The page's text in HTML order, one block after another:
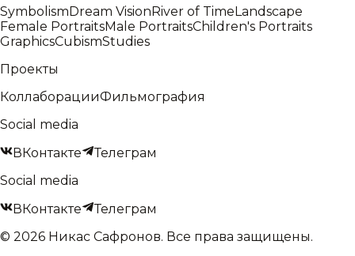
SymbolismDream VisionRiver of TimeLandscape
Female PortraitsMale PortraitsChildren's Portraits
GraphicsCubismStudies
Проекты
КоллаборацииФильмография
Social media
ВКонтакте
Телеграм
Social media
ВКонтакте
Телеграм
© 2026 Никас Сафронов. Все права защищены.